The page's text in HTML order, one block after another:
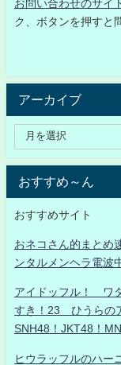
お問い合わせのサイ
ク、ボタンを押すと
アーカイブ
おすすめ～ん
おすすめサイト
おネコさん的まとめ
ンタルメンヘラ電波
アイドッフル！ ワ
すき！23 ひうらの
SNH48！JKT48！
ヒウラッフルのハー